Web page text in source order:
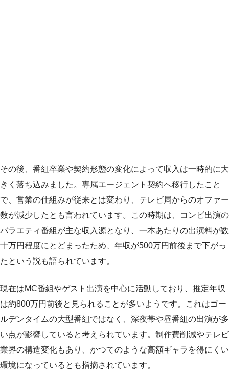
その後、番組卒業や契約形態の変化によって収入は一時的に大
きく落ち込みました。専属エージェント契約へ移行したこと
で、営業の仕組みが従来とは変わり、テレビ局からのオファー
数が減少したとも言われています。この時期は、コンビ出演の
バラエティ番組が主な収入源となり、一本あたりの出演料が数
十万円程度にとどまったため、年収が500万円前後まで下がっ
たという説も語られています。
現在はMC番組やゲスト出演を中心に活動しており、推定年収
は約800万円前後と見られることが多いようです。これはゴー
ルデンタイムの大型番組ではなく、深夜帯や昼番組の出演が多
い点が影響していると考えられています。制作費削減やテレビ
業界の構造変化もあり、かつてのような高額ギャラを得にくい
環境になっているとも指摘されています。